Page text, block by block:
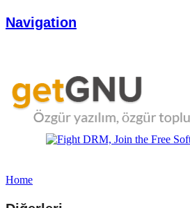
Navigation
Home